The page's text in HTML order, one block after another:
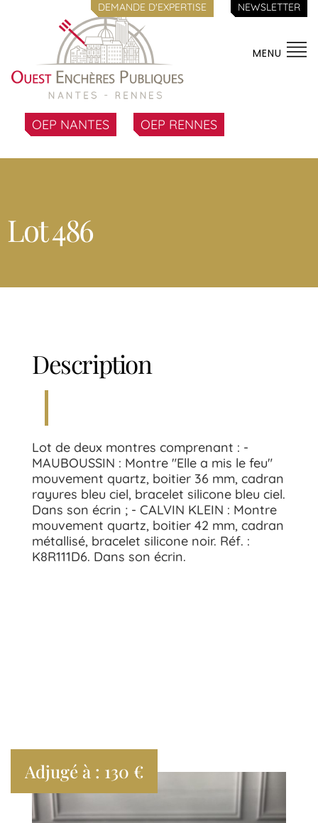
DEMANDE D'EXPERTISE NEWSLETTER
MENU
OEP NANTES OEP RENNES
Lot 486
Description
Lot de deux montres comprenant : -
MAUBOUSSIN : Montre "Elle a mis le feu"
mouvement quartz, boitier 36 mm, cadran
rayures bleu ciel, bracelet silicone bleu ciel.
Dans son écrin ; - CALVIN KLEIN : Montre
mouvement quartz, boitier 42 mm, cadran
métallisé, bracelet silicone noir. Réf. :
K8R111D6. Dans son écrin.
Adjugé à : 130 €